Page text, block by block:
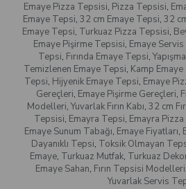
Emaye Pizza Tepsisi, Pizza Tepsisi,
Emaye Tepsi, 32 cm Emaye Tepsi, 32
Emaye Tepsi, Turkuaz Pizza Tepsisi,
Emaye Pişirme Tepsisi, Emaye Servis
Tepsi, Fırında Emaye Tepsi,
Temizlenen Emaye Tepsi, Kamp
Tepsi, Hijyenik Emaye Tepsi, Emaye
Gereçleri, Emaye Pişirme Gereçleri,
Modelleri, Yuvarlak Fırın Kabı, 32 cm
Tepsisi, Emayra Tepsi, Emayra
Emaye Sunum Tabağı, Emaye Fiyatları,
Dayanıklı Tepsi, Toksik Olmayan
Emaye, Turkuaz Mutfak, Turkuaz
Emaye Sahan, Fırın Tepsisi Modelleri
Yuvarlak Servis